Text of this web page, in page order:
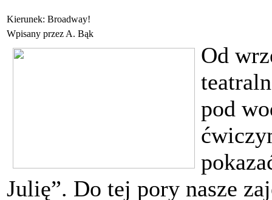
Kierunek: Broadway!
Wpisany przez A. Bąk
Od
pod
Julię”. Do tej pory nasze